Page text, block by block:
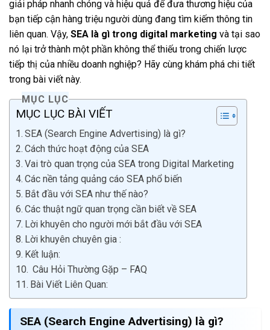
giải pháp nhanh chóng và hiệu quả để đưa thương hiệu của
bạn tiếp cận hàng triệu người dùng đang tìm kiếm thông tin
liên quan. Vậy, SEA là gì trong digital marketing và tại sao
nó lại trở thành một phần không thể thiếu trong chiến lược
tiếp thị của nhiều doanh nghiệp? Hãy cùng khám phá chi tiết
trong bài viết này.
MỤC LỤC
MỤC LỤC BÀI VIẾT
SEA (Search Engine Advertising) là gì?
Cách thức hoạt động của SEA
Vai trò quan trọng của SEA trong Digital Marketing
Các nền tảng quảng cáo SEA phổ biến
Bắt đầu với SEA như thế nào?
Các thuật ngữ quan trọng cần biết về SEA
Lời khuyên cho người mới bắt đầu với SEA
Lời khuyên chuyên gia :
Kết luận:
Câu Hỏi Thường Gặp – FAQ
Bài Viết Liên Quan:
SEA (Search Engine Advertising) là gì?